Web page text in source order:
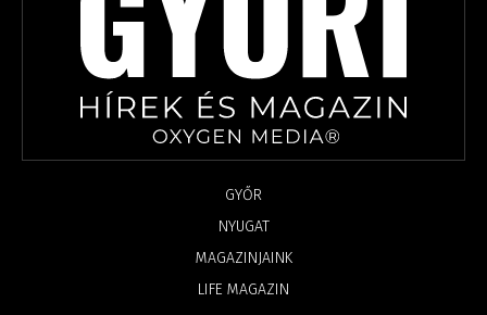
GYŐR
NYUGAT
MAGAZINJAINK
LIFE MAGAZIN